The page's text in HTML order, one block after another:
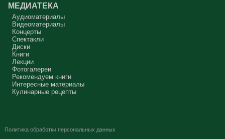
МЕДИАТЕКА
Аудиоматериалы
Видеоматериалы
Концерты
Спектакли
Диски
Книги
Лекции
Фотогалереи
Рекомендуем книги
Интересные материалы
Кулинарные рецепты
Политика обработки персональных данных